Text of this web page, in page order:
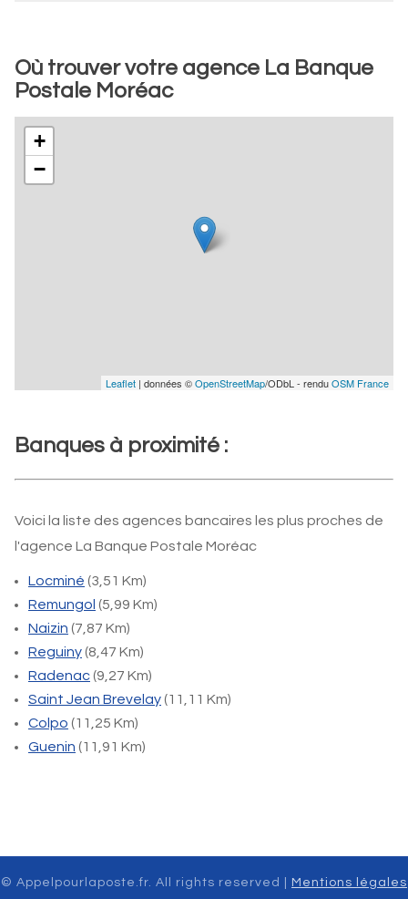
Où trouver votre agence La Banque
Postale Moréac
+
−
Leaflet | données ©OpenStreetMap/ODbL - renduOSM France
Banques à proximité :
Voici la liste des agences bancaires les plus proches de
l'agence La Banque Postale Moréac
Locminé (3,51 Km)
Remungol (5,99 Km)
Naizin (7,87 Km)
Reguiny(8,47 Km)
Radenac(9,27 Km)
Saint Jean Brevelay(11,11 Km)
Colpo (11,25 Km)
Guenin (11,91 Km)
© Appelpourlaposte.fr. All rights reserved | Mentions légales